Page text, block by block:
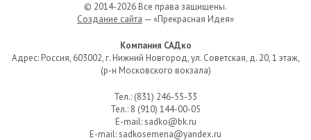
© 2014-2026 Все права защищены.
Создание сайта — «Прекрасная Идея»
Компания САДко
Адрес: Россия, 603002, г. Нижний Новгород, ул. Советская, д. 20, 1 этаж,
(р-н Московского вокзала)
Тел.: (831) 246-55-33
Тел.: 8 (910) 144-00-05
E-mail: sadko@bk.ru
E-mail: sadkosemena@yandex.ru